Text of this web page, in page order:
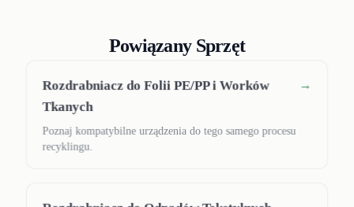
Powiązany Sprzęt
Rozdrabniacz do Folii PE/PP i Worków
Tkanych
Poznaj kompatybilne urządzenia do tego samego procesu
recyklingu.
→